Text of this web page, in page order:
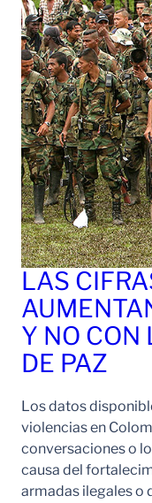
LAS
Y NO CON
DE PAZ
Los datos
violencias en
conversaciones o
causa del
armadas ilegales o